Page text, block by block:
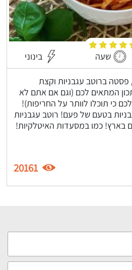
שעה בינוני
ברוטב עגבניות וקצת
המתאים לכם (וגם אם אתם לא
כי תוכלו לוותר על החריפות)!
בטעם של פעם! רוטב עגבניות
בארץ! כמו במסעדות האיטלקיות!
20161